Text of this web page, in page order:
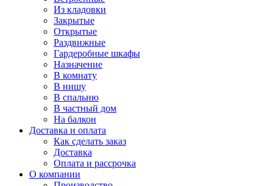
Из кладовки
Закрытые
Открытые
Раздвижные
Гардеробные шкафы
Назначение
В комнату
В нишу
В спальню
В частный дом
На балкон
Доставка и оплата
Как сделать заказ
Доставка
Оплата и рассрочка
О компании